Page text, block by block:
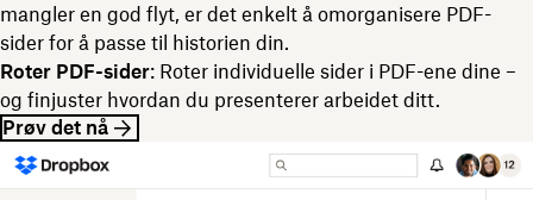
mangler en god flyt, er det enkelt å omorganisere PDF-
sider for å passe til historien din.
Roter PDF-sider: Roter individuelle sider i PDF-ene dine –
og finjuster hvordan du presenterer arbeidet ditt.
Prøv det nå